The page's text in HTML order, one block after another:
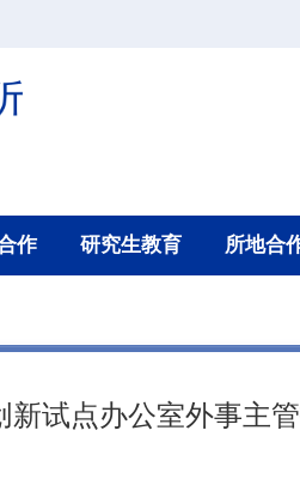
作 研究生教育 所地合
试点办公室外事主